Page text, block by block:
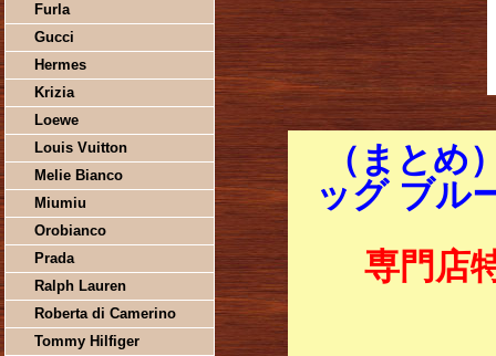
Furla
Gucci
Hermes
Krizia
Loewe
Louis Vuitton
Melie Bianco
Miumiu
Orobianco
Prada
Ralph Lauren
Roberta di Camerino
Tommy Hilfiger
（まとめ
ッグ ブル
専門店